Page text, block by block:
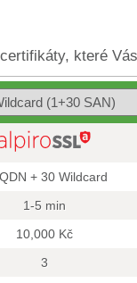
které
+ 30 Wildcard
1-5 min
10,000 Kč
3